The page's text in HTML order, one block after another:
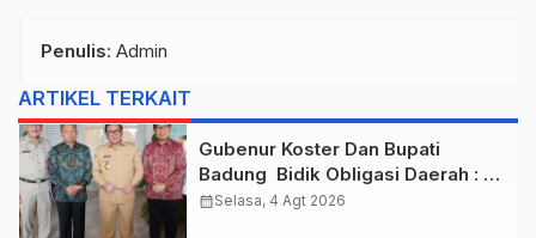
Penulis: Admin
ARTIKEL TERKAIT
Gubenur Koster Dan Bupati
Badung Bidik Obligasi Daerah :
Gaspol Bangun Infrastruktur
calendar_monthSelasa, 4 Agt 2026